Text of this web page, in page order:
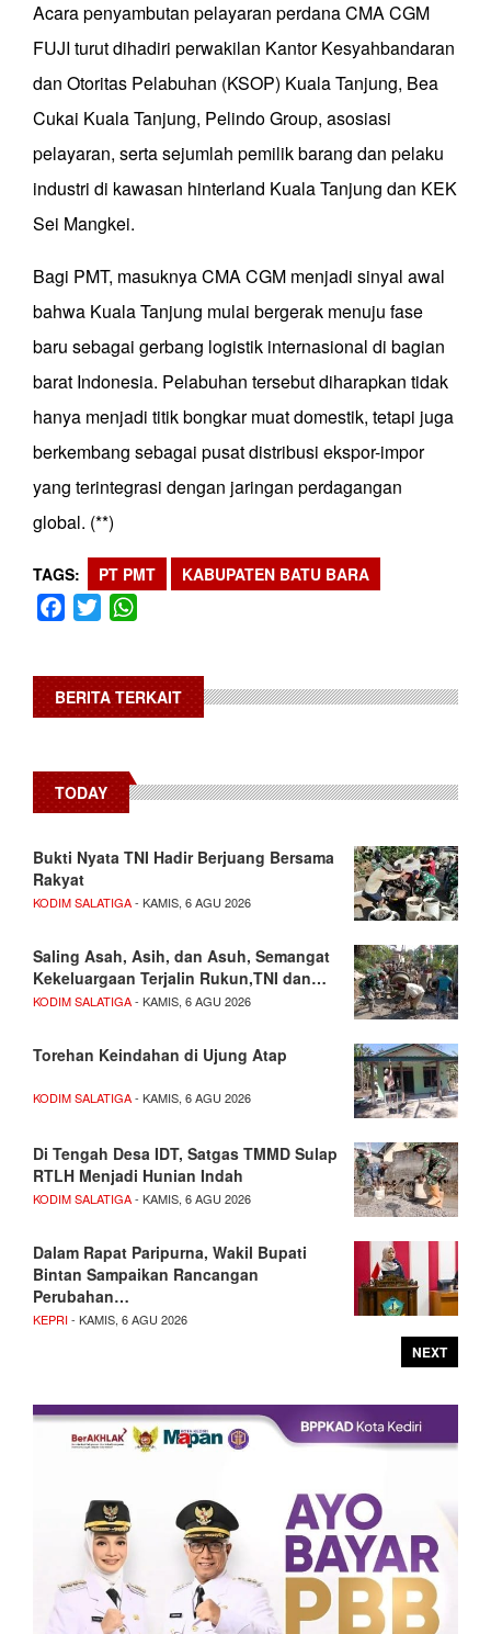
Acara penyambutan pelayaran perdana CMA CGM
FUJI turut dihadiri perwakilan Kantor Kesyahbandaran
dan Otoritas Pelabuhan (KSOP) Kuala Tanjung, Bea
Cukai Kuala Tanjung, Pelindo Group, asosiasi
pelayaran, serta sejumlah pemilik barang dan pelaku
industri di kawasan hinterland Kuala Tanjung dan KEK
Sei Mangkei.
Bagi PMT, masuknya CMA CGM menjadi sinyal awal
bahwa Kuala Tanjung mulai bergerak menuju fase
baru sebagai gerbang logistik internasional di bagian
barat Indonesia. Pelabuhan tersebut diharapkan tidak
hanya menjadi titik bongkar muat domestik, tetapi juga
berkembang sebagai pusat distribusi ekspor-impor
yang terintegrasi dengan jaringan perdagangan
global. (**)
TAGS PT PMT KABUPATEN BATU BARA
Facebook
Twitter
BERITA TERKAIT
TODAY
Bukti Nyata TNI Hadir Berjuang Bersama
Rakyat
KODIM SALATIGA- KAMIS, 6 AGU 2026
Saling Asah, Asih, dan Asuh, Semangat
Kekeluargaan Terjalin Rukun,TNI dan…
KODIM SALATIGA- KAMIS, 6 AGU 2026
Torehan Keindahan di Ujung Atap
KODIM SALATIGA- KAMIS, 6 AGU 2026
Di Tengah Desa IDT, Satgas TMMD Sulap
RTLH Menjadi Hunian Indah
KODIM SALATIGA- KAMIS, 6 AGU 2026
Dalam Rapat Paripurna, Wakil Bupati
Bintan Sampaikan Rancangan
Perubahan…
KEPRI- KAMIS, 6 AGU 2026
NEXT